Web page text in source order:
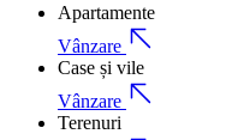
Apartamente
Vânzare
Case și vile
Vânzare
Terenuri